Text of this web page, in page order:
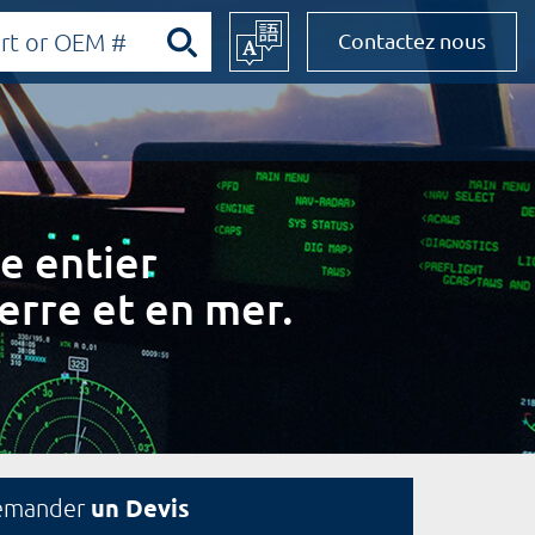
Contactez nous
entier
et en mer.
un Devis